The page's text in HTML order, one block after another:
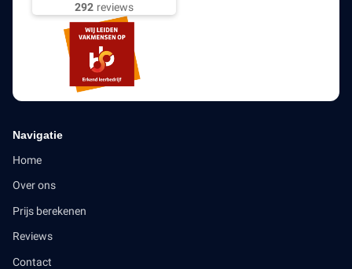
292 reviews
Navigatie
Home
Over ons
Prijs berekenen
Reviews
Contact